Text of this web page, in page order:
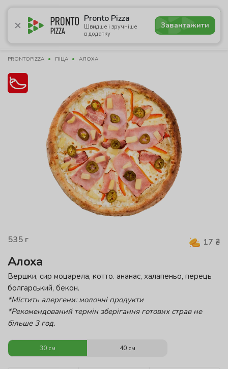
Pronto Pizza
Швидше і зручніше
в додатку
Завантажити
4.6
Акції Піца Суші Сети Лаваші Комбо Напої
PRONTOPIZZA ПІЦА АЛОХА
535 г 17 ₴
Алоха
Вершки, сир моцарела, котто. ананас, халапеньо, перець
болгарський, бекон.
*Містить алергени: молочні продукти
*Рекомендований термін зберігання готових страв не
більше 3 год.
30 см 40 см